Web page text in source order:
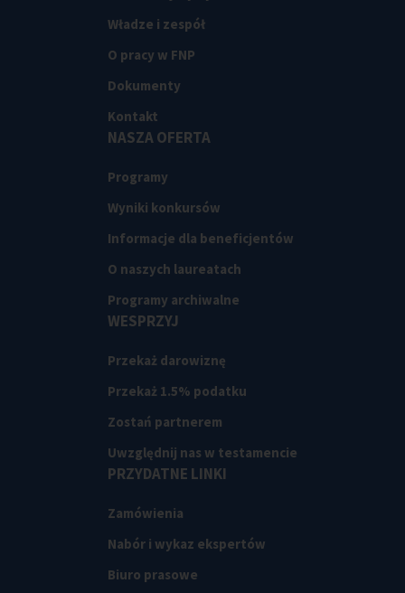
Władze i zespół
O pracy w FNP
Dokumenty
Kontakt
NASZA OFERTA
Programy
Wyniki konkursów
Informacje dla beneficjentów
O naszych laureatach
Programy archiwalne
WESPRZYJ
Przekaż darowiznę
Przekaż 1.5% podatku
Zostań partnerem
Uwzględnij nas w testamencie
PRZYDATNE LINKI
Zamówienia
Nabór i wykaz ekspertów
Biuro prasowe